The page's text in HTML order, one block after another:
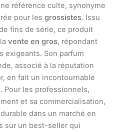
référence culte, synonyme
pour les grossistes. Issu
fins de série, ce produit
vente en gros, répondant
exigeants. Son parfum
associé à la réputation
en fait un incontournable
Pour les professionnels,
et sa commercialisation,
dans un marché en
sur un best-seller qui